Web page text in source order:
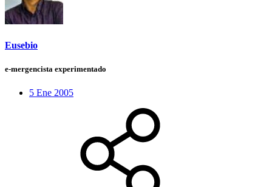
Eusebio
e-mergencista experimentado
5 Ene 2005